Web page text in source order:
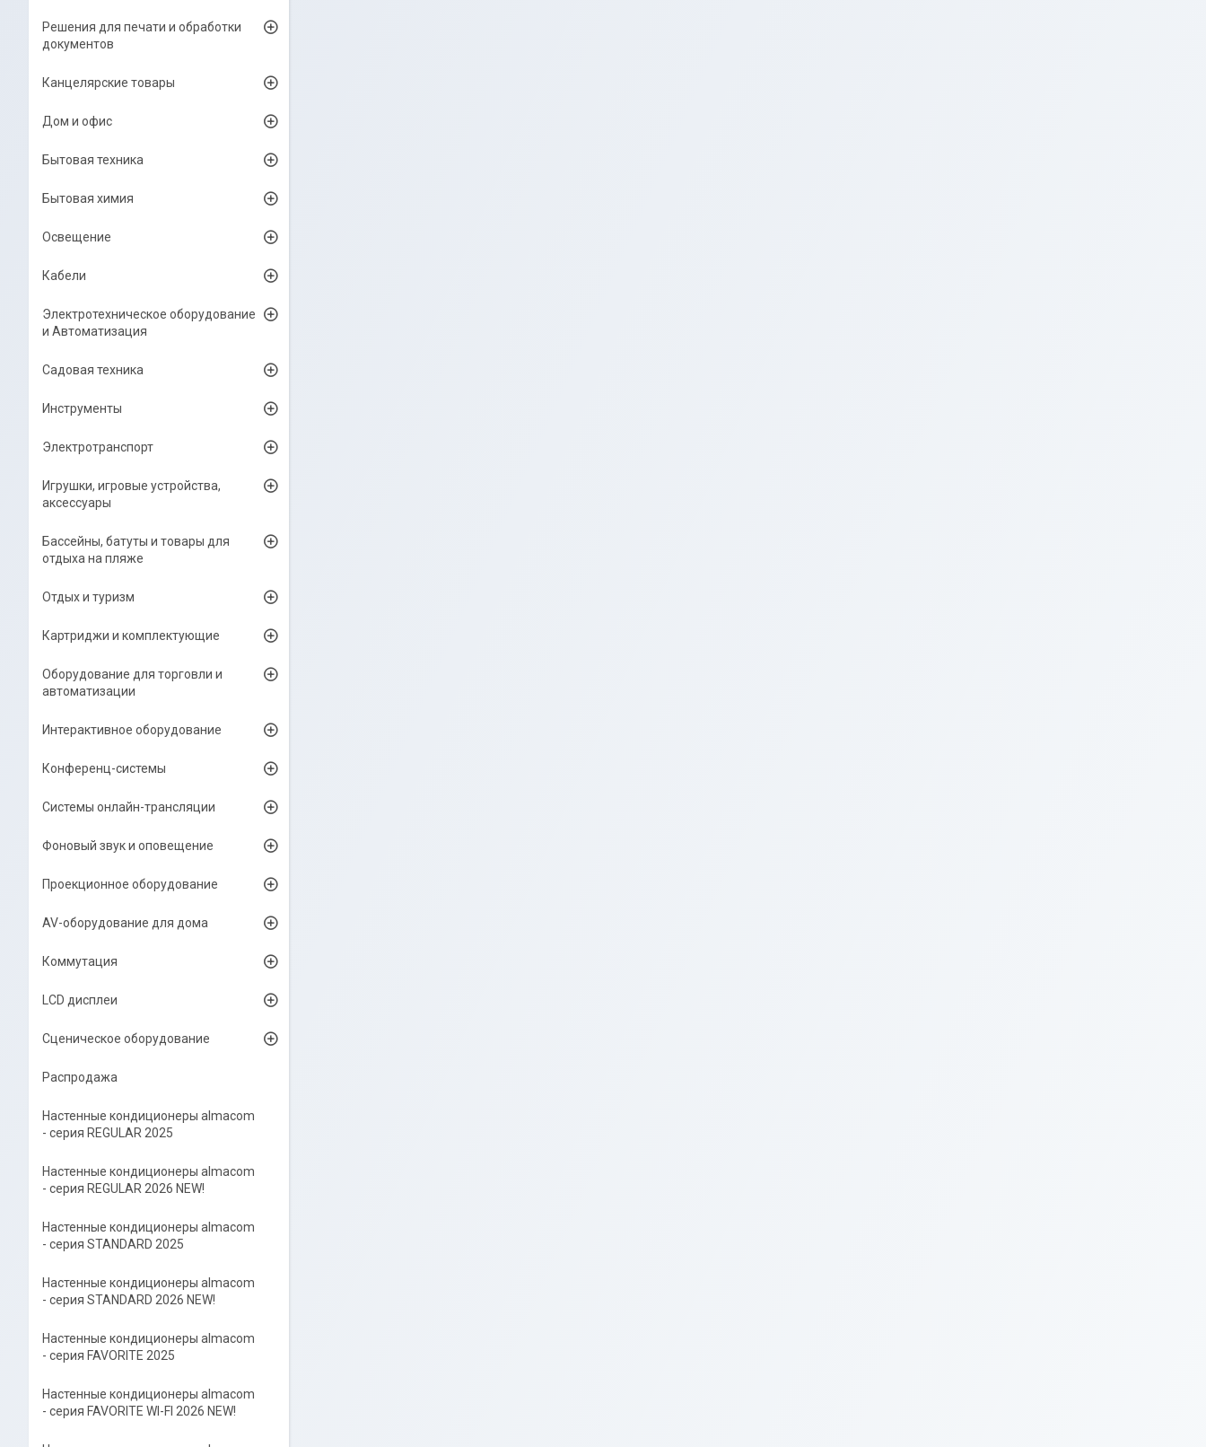
Решения для печати и обработки
документов
Канцелярские товары
Дом и офис
Бытовая техника
Бытовая химия
Освещение
Кабели
Электротехническое оборудование
и Автоматизация
Садовая техника
Инструменты
Электротранспорт
Игрушки, игровые устройства,
аксессуары
Бассейны, батуты и товары для
отдыха на пляже
Отдых и туризм
Картриджи и комплектующие
Оборудование для торговли и
автоматизации
Интерактивное оборудование
Конференц-системы
Системы онлайн-трансляции
Фоновый звук и оповещение
Проекционное оборудование
AV-оборудование для дома
Коммутация
LCD дисплеи
Сценическое оборудование
Распродажа
Настенные кондиционеры almacom
- серия REGULAR 2025
Настенные кондиционеры almacom
- серия REGULAR 2026 NEW!
Настенные кондиционеры almacom
- серия STANDARD 2025
Настенные кондиционеры almacom
- серия STANDARD 2026 NEW!
Настенные кондиционеры almacom
- серия FAVORITE 2025
Настенные кондиционеры almacom
- серия FAVORITE WI-FI 2026 NEW!